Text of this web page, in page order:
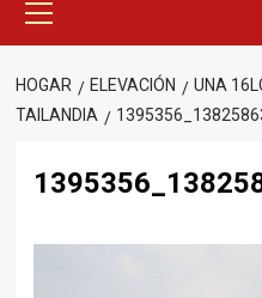
principal
HOGAR ELEVACIÓN
UNA
TAILANDIA